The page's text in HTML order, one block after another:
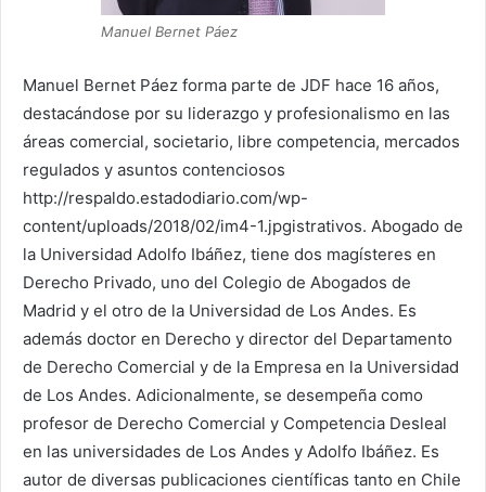
Manuel Bernet Páez
Manuel Bernet Páez forma parte de JDF hace 16 años,
destacándose por su liderazgo y profesionalismo en las
áreas comercial, societario, libre competencia, mercados
regulados y asuntos contenciosos
http://respaldo.estadodiario.com/wp-
content/uploads/2018/02/im4-1.jpgistrativos. Abogado de
la Universidad Adolfo Ibáñez, tiene dos magísteres en
Derecho Privado, uno del Colegio de Abogados de
Madrid y el otro de la Universidad de Los Andes. Es
además doctor en Derecho y director del Departamento
de Derecho Comercial y de la Empresa en la Universidad
de Los Andes. Adicionalmente, se desempeña como
profesor de Derecho Comercial y Competencia Desleal
en las universidades de Los Andes y Adolfo Ibáñez. Es
autor de diversas publicaciones científicas tanto en Chile